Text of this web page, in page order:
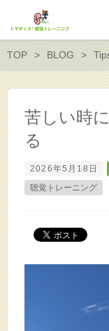
TOP BLOG
苦しい時
る
2026年5月18日
聴覚トレーニング